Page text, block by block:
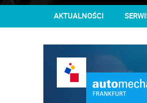
AKTUALNOŚCI